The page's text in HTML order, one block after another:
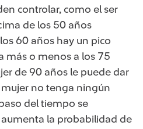
controlar, como el ser
de los 50 años
60 años hay un pico
más o menos a los 75
de 90 años le puede dar
no tenga ningún
del tiempo se
la probabilidad de